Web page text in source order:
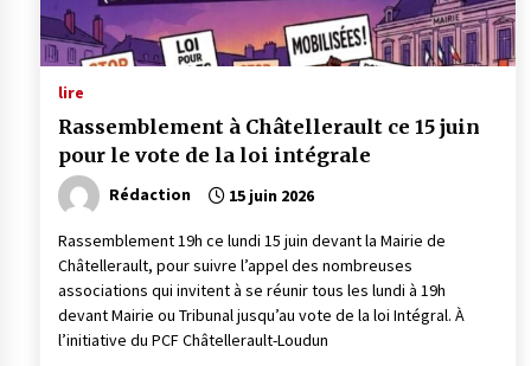
lire
Rassemblement à Châtellerault ce 15 juin
pour le vote de la loi intégrale
Rédaction 15 juin 2026
Rassemblement 19h ce lundi 15 juin devant la Mairie de
Châtellerault, pour suivre l’appel des nombreuses
associations qui invitent à se réunir tous les lundi à 19h
devant Mairie ou Tribunal jusqu’au vote de la loi Intégral. À
l’initiative du PCF Châtellerault-Loudun